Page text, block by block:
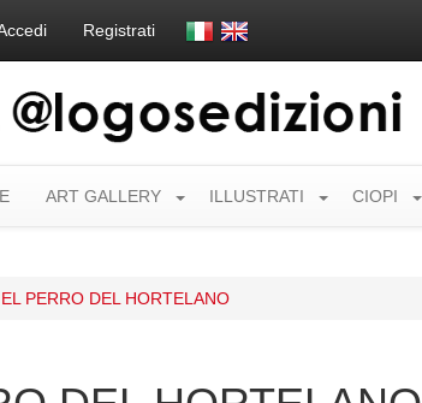
Registrati
ART GALLERY ILLUSTRATI CIOPI
EL PERRO DEL HORTELANO